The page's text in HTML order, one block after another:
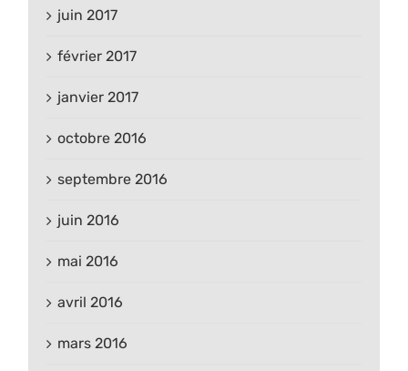
juin 2017
février 2017
janvier 2017
octobre 2016
septembre 2016
juin 2016
mai 2016
avril 2016
mars 2016